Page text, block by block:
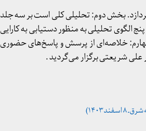
بخش دوم: تحلیلی کلی است بر سه جلد
الگوی تحلیلی به منظور دستیابی به کارایی
خلاصه‌ای از پرسش و پاسخ‌های حضوری
شریعتی برگزار می‌گردید .
۱۴۰۳)